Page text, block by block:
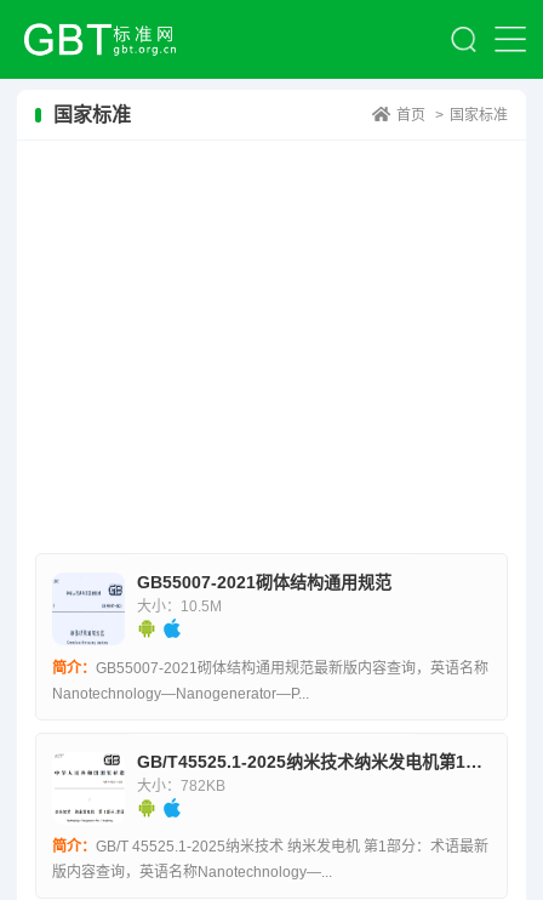
国家标准 首页 > 国家标准
GB55007-2021砌体结构通用规范
大小：10.5M
简介： GB55007-2021砌体结构通用规范最新版内容查询，英语名称
Nanotechnology—Nanogenerator—P...
GB/T45525.1-2025纳米技术纳米发电机第1部分：术语
大小：782KB
简介： GB/T 45525.1-2025纳米技术 纳米发电机 第1部分：术语最新
版内容查询，英语名称Nanotechnology—...